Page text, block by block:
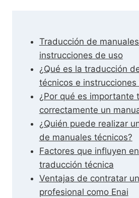
Traducción de
instrucciones de uso
¿Qué es la traducción
técnicos e instrucciones
¿Por qué es importante
correctamente un
¿Quién puede realizar
de manuales técnicos?
Factores que influyen
traducción técnica
Ventajas de contratar
profesional como Enai